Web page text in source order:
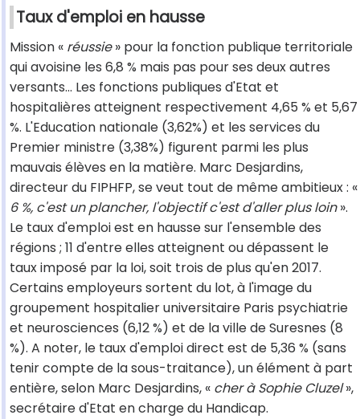
Taux d'emploi en hausse
Mission « réussie» pour la fonction publique territoriale
qui avoisine les 6,8 % mais pas pour ses deux autres
versants… Les fonctions publiques d'Etat et
hospitalières atteignent respectivement 4,65 % et 5,67
%. L'Education nationale (3,62%) et les services du
Premier ministre (3,38%) figurent parmi les plus
mauvais élèves en la matière. Marc Desjardins,
directeur du FIPHFP, se veut tout de même ambitieux : «
6 %, c'est un plancher, l'objectif c'est d'aller plus loin».
Le taux d'emploi est en hausse sur l'ensemble des
régions ; 11 d'entre elles atteignent ou dépassent le
taux imposé par la loi, soit trois de plus qu'en 2017.
Certains employeurs sortent du lot, à l'image du
groupement hospitalier universitaire Paris psychiatrie
et neurosciences (6,12 %) et de la ville de Suresnes (8
%). A noter, le taux d'emploi direct est de 5,36 % (sans
tenir compte de la sous-traitance), un élément à part
entière, selon Marc Desjardins, « cher à Sophie Cluzel»,
secrétaire d'Etat en charge du Handicap.